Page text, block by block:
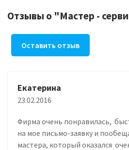
Отзывы о "Мастер -
Оставить отзыв
Екатерина
23.02.2016
Фирма очень понравилась,
на мое письмо-заявку и
мастера, который оказался